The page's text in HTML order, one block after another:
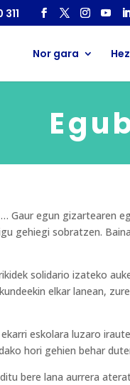
Nor gara
Gaur egun gizartearen
gehiegi sobratzen.
solidario izateko
elkar lanean,
eskolara luzaro
hori gehien behar
bere lana aurrera